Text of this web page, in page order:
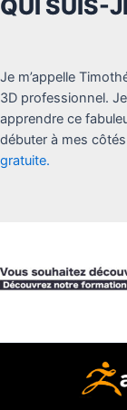
QUI SUIS-
Je m’appelle
3D professionnel.
apprendre ce
débuter à mes
gratuite.